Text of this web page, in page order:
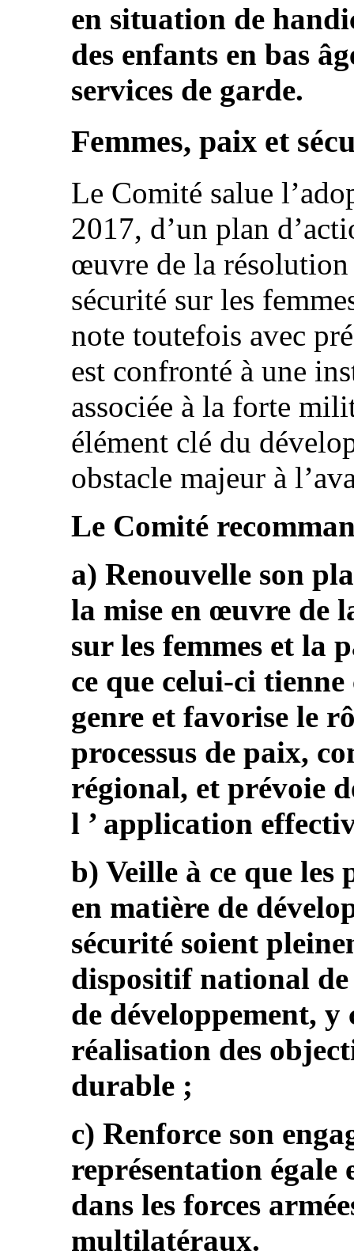
en situation de
des enfants en bas
services de garde.
Femmes, paix et
Le Comité salue
2017, d’un plan
œuvre de la
sécurité sur les
note toutefois avec
est confronté à une
associée à la forte
élément clé du
obstacle majeur à
Le Comité
a) Renouvelle son
la mise en œuvre de
sur les femmes et la
ce que celui-ci
genre et favorise le
processus de paix,
régional, et prévoie
l ’ application
b) Veille à ce que les
en matière de
sécurité soient
dispositif national
de développement,
réalisation des
durable ;
c) Renforce son
représentation égale
dans les forces
multilatéraux.